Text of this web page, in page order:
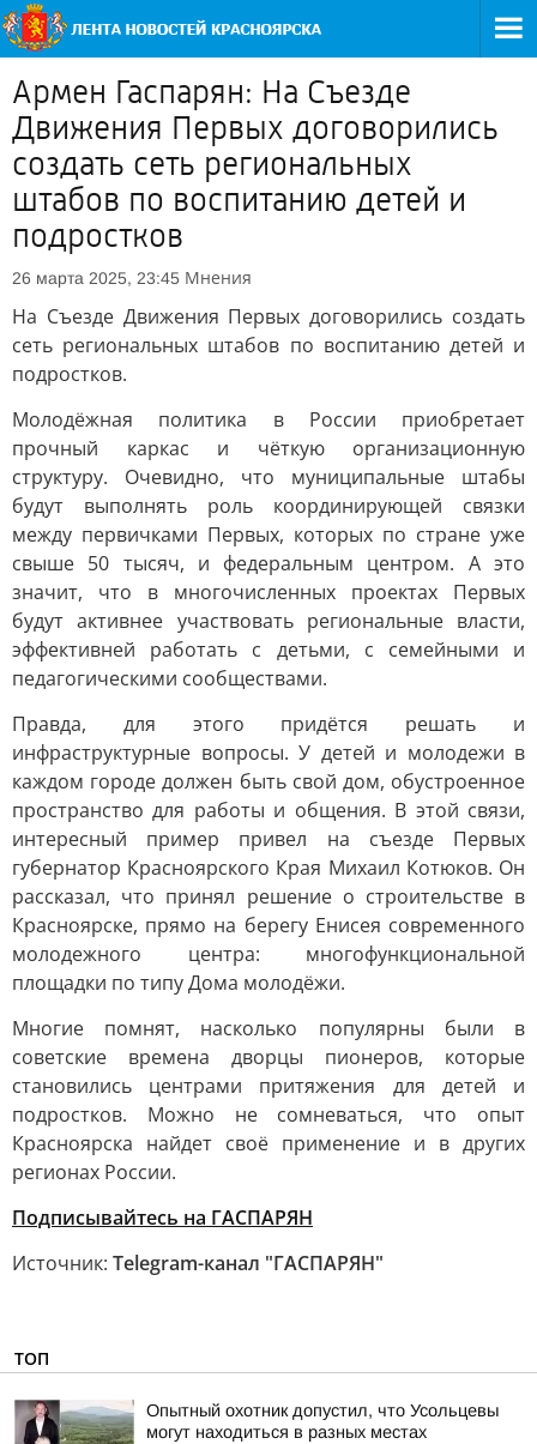
Армен Гаспарян: На Съезде
Движения Первых договорились
создать сеть региональных
штабов по воспитанию детей и
подростков
26 марта 2025, 23:45 Мнения
На Съезде Движения Первых договорились создать
сеть региональных штабов по воспитанию детей и
подростков.
Молодёжная политика в России приобретает
прочный каркас и чёткую организационную
структуру. Очевидно, что муниципальные штабы
будут выполнять роль координирующей связки
между первичками Первых, которых по стране уже
свыше 50 тысяч, и федеральным центром. А это
значит, что в многочисленных проектах Первых
будут активнее участвовать региональные власти,
эффективней работать с детьми, с семейными и
педагогическими сообществами.
Правда, для этого придётся решать и
инфраструктурные вопросы. У детей и молодежи в
каждом городе должен быть свой дом, обустроенное
пространство для работы и общения. В этой связи,
интересный пример привел на съезде Первых
губернатор Красноярского Края Михаил Котюков. Он
рассказал, что принял решение о строительстве в
Красноярске, прямо на берегу Енисея современного
молодежного центра: многофункциональной
площадки по типу Дома молодёжи.
Многие помнят, насколько популярны были в
советские времена дворцы пионеров, которые
становились центрами притяжения для детей и
подростков. Можно не сомневаться, что опыт
Красноярска найдет своё применение и в других
регионах России.
Подписывайтесь на ГАСПАРЯН
Источник: Telegram-канал "ГАСПАРЯН"
ТОП
Опытный охотник допустил, что Усольцевы
могут находиться в разных местах